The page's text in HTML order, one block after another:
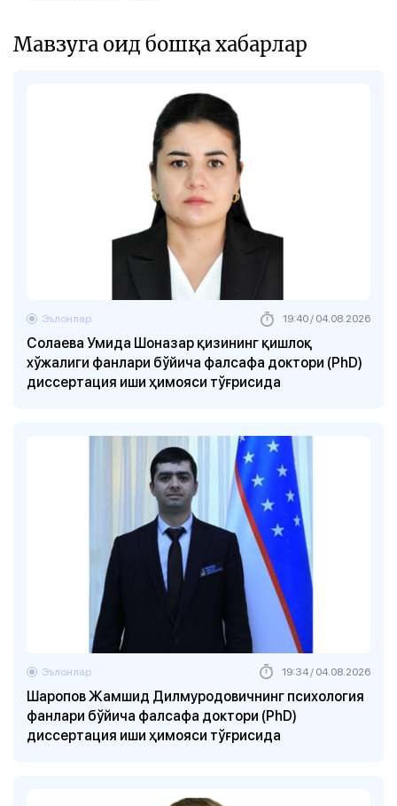
Мавзуга оид бошқа хабарлар
Солаева Умида Шоназар қизининг қишлоқ
хўжалиги фанлари бўйича фалсафа доктори (PhD)
диссертация иши ҳимояси тўғрисида
Эълонлар 19:40 / 04.08.2026
Шаропов Жамшид Дилмуродовичнинг психология
фанлари бўйича фалсафа доктори (PhD)
диссертация иши ҳимояси тўғрисида
Эълонлар 19:34 / 04.08.2026